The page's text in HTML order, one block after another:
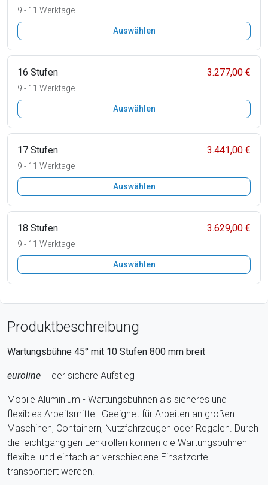
9 - 11 Werktage
Auswählen
16 Stufen 3.277,00 €
9 - 11 Werktage
Auswählen
17 Stufen 3.441,00 €
9 - 11 Werktage
Auswählen
18 Stufen 3.629,00 €
9 - 11 Werktage
Auswählen
Produktbeschreibung
Wartungsbühne 45° mit 10 Stufen 800 mm breit
euroline – der sichere Aufstieg
Mobile Aluminium - Wartungsbühnen als sicheres und
flexibles Arbeitsmittel. Geeignet für Arbeiten an großen
Maschinen, Containern, Nutzfahrzeugen oder Regalen. Durch
die leichtgängigen Lenkrollen können die Wartungsbühnen
flexibel und einfach an verschiedene Einsatzorte
transportiert werden.